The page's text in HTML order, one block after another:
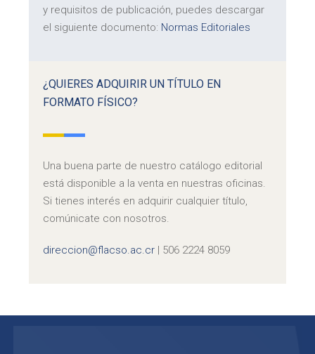
y requisitos de publicación, puedes descargar
el siguiente documento: Normas Editoriales
¿QUIERES ADQUIRIR UN TÍTULO EN
FORMATO FÍSICO?
Una buena parte de nuestro catálogo editorial
está disponible a la venta en nuestras oficinas.
Si tienes interés en adquirir cualquier título,
comúnicate con nosotros.
direccion@flacso.ac.cr | 506 2224 8059